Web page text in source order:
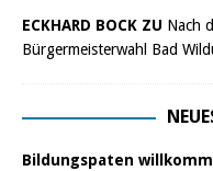
ECKHARD BOCK ZU Nach
Bürgermeisterwahl Bad
Bildungspaten